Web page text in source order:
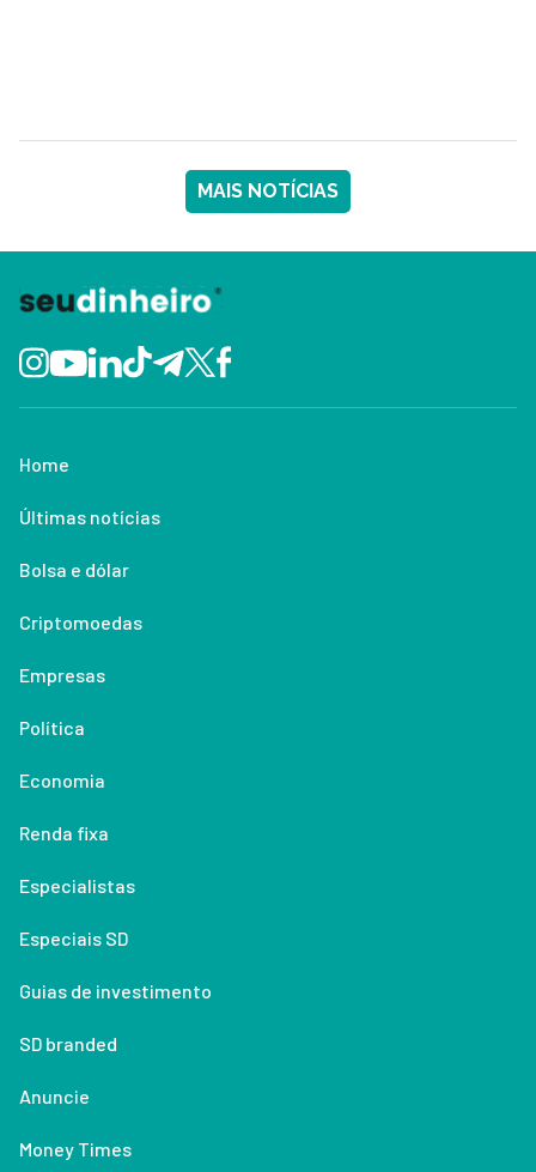
MAIS NOTÍCIAS
Home
Últimas notícias
Bolsa e dólar
Criptomoedas
Empresas
Política
Economia
Renda fixa
Especialistas
Especiais SD
Guias de investimento
SD branded
Anuncie
Money Times